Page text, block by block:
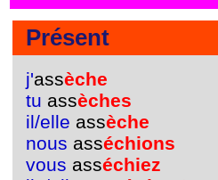
Présent
j'assèche
tu assèches
il/elle assèche
nous asséchions
vous asséchiez